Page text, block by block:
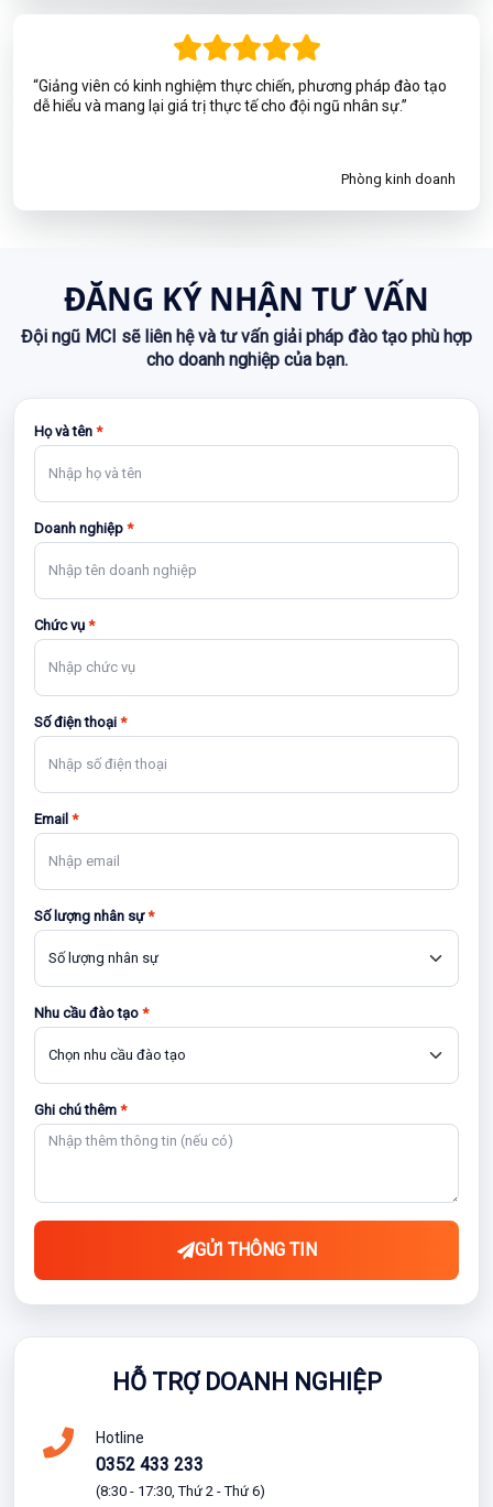
“Giảng viên có kinh nghiệm thực chiến, phương pháp đào tạo
dễ hiểu và mang lại giá trị thực tế cho đội ngũ nhân sự.”
Phòng kinh doanh
ĐĂNG KÝ NHẬN TƯ VẤN
Đội ngũ MCI sẽ liên hệ và tư vấn giải pháp đào tạo phù hợp
cho doanh nghiệp của bạn.
Họ và tên *
Doanh nghiệp *
Chức vụ *
Số điện thoại *
Email *
Số lượng nhân sự*
Nhu cầu đào tạo *
Ghi chú thêm *
GỬI THÔNG TIN
HỖ TRỢ DOANH NGHIỆP
Hotline
0352 433 233
(8:30 - 17:30, Thứ 2 - Thứ 6)